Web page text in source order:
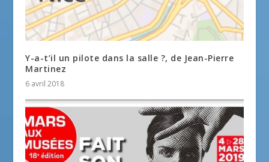
Y-a-t’il un pilote dans la salle ?, de Jean-Pierre
Martinez
6 avril 2018